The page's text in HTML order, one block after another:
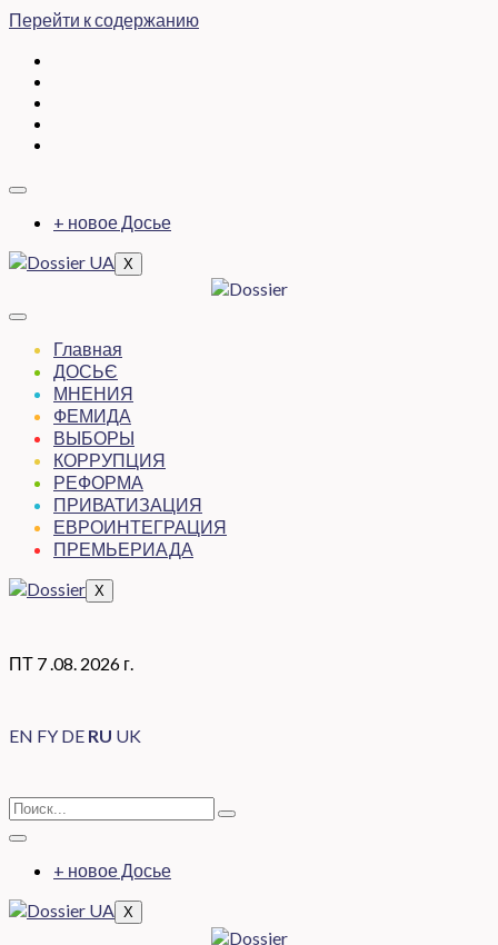
Перейти к содержанию
+ новое Досье
X
Главная
ДОСЬЄ
МНЕНИЯ
ФЕМИДА
ВЫБОРЫ
КОРРУПЦИЯ
РЕФОРМА
ПРИВАТИЗАЦИЯ
ЕВРОИНТЕГРАЦИЯ
ПРЕМЬЕРИАДА
X
ПТ 7 .08. 2026 г.
EN FY DE RU UK
+ новое Досье
X